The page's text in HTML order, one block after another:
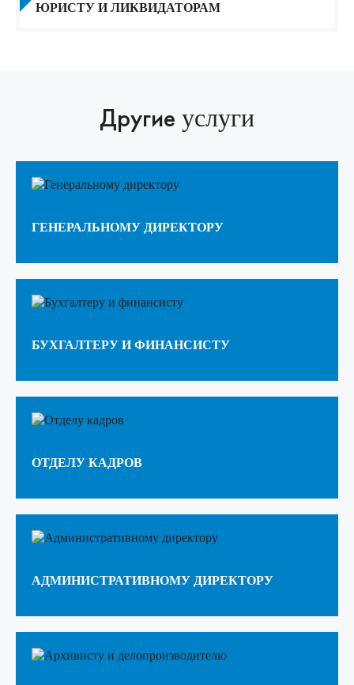
ЮРИСТУ И ЛИКВИДАТОРАМ
Другие услуги
ГЕНЕРАЛЬНОМУ ДИРЕКТОРУ
БУХГАЛТЕРУ И ФИНАНСИСТУ
ОТДЕЛУ КАДРОВ
АДМИНИСТРАТИВНОМУ ДИРЕКТОРУ